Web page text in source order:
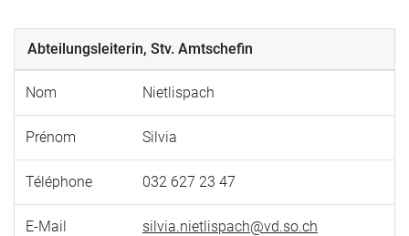
Abteilungsleiterin, Stv. Amtschefin
Nom Nietlispach
Prénom Silvia
Téléphone 032 627 23 47
E-Mail silvia.nietlispach@vd.so.ch